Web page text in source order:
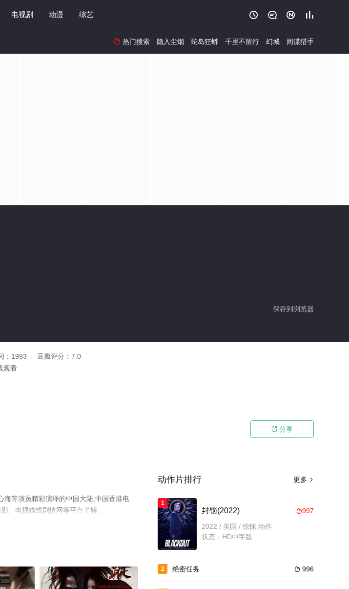
电视剧 动漫 综艺    
 热门搜索 隐入尘烟 蛇岛狂蟒 千里不留行 幻城 间谍猎手
保存到浏览器
： 1993 豆瓣评分： 7.0
观看
 分享
海等演员精彩演绎的中国大陆,中国香港电
、电视猫或剧情网等平台了解。
更多 
动作片排行
1
997
封锁(2022)
2022 / 美国 / 惊悚,动作
状态：HD中字版
2  996
绝密任务